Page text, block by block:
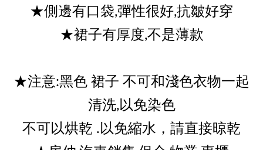
★側邊有口袋,彈性很好,抗皺好穿
★裙子有厚度,不是薄款
★注意:黑色 裙子 不可和淺色衣物一起
清洗,以免染色
不可以烘乾 .以免縮水，請直接晾乾